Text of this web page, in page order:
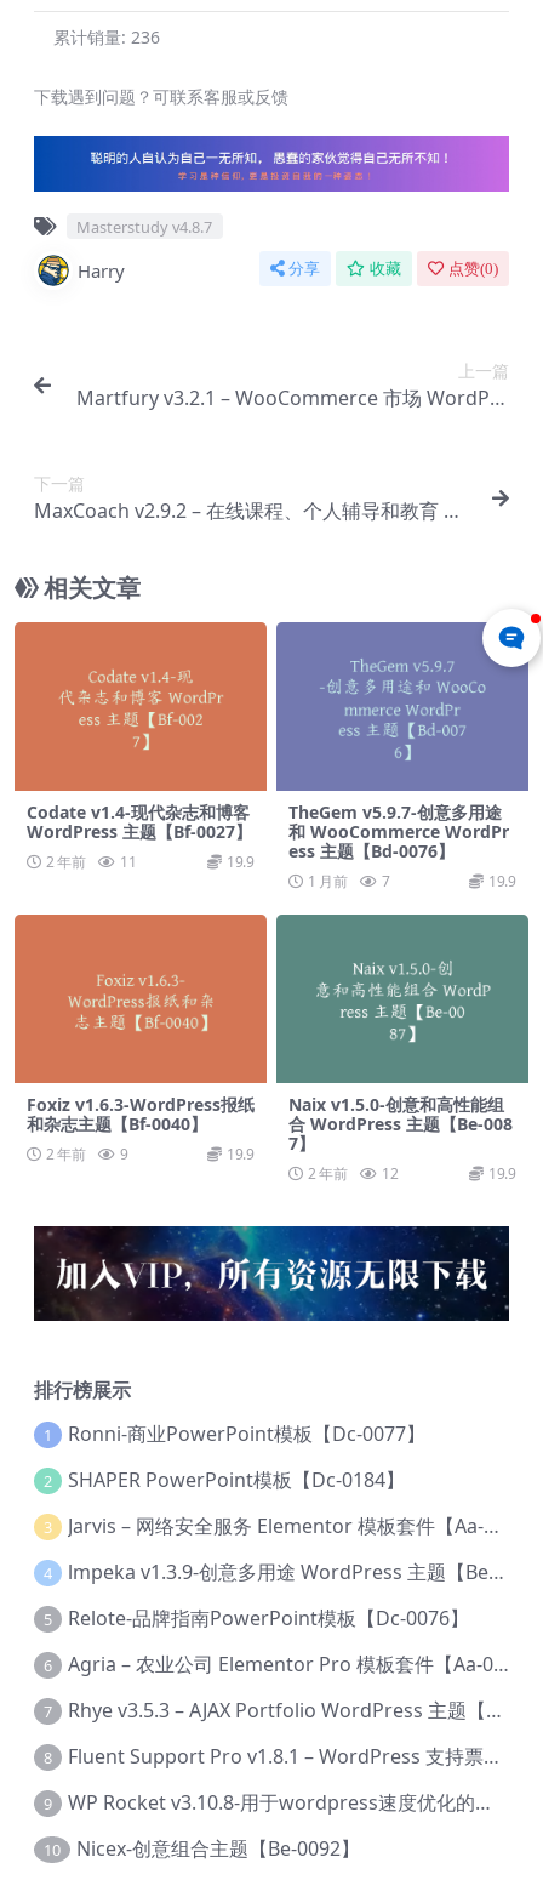
累计销量: 236
下载遇到问题？可联系客服或反馈
Masterstudy v4.8.7
Harry 分享 收藏 点赞(0)
上一篇
Martfury v3.2.1 – WooCommerce 市场 WordPre
下一篇
MaxCoach v2.9.2 – 在线课程、个人辅导和教育 W
相关文章
Codate v1.4-现代杂志和博客
WordPress 主题【Bf-0027】
2 年前 11 19.9
TheGem v5.9.7-创意多用途
和 WooCommerce WordPr
ess 主题【Bd-0076】
1 月前 7 19.9
Foxiz v1.6.3-WordPress报纸
和杂志主题【Bf-0040】
2 年前 9 19.9
Naix v1.5.0-创意和高性能组
合 WordPress 主题【Be-008
7】
2 年前 12 19.9
排行榜展示
1 Ronni-商业PowerPoint模板【Dc-0077】
2 SHAPER PowerPoint模板【Dc-0184】
3 Jarvis – 网络安全服务 Elementor 模板套件【Aa-0035】
4 lmpeka v1.3.9-创意多用途 WordPress 主题【Be-0064】
5 Relote-品牌指南PowerPoint模板【Dc-0076】
6 Agria – 农业公司 Elementor Pro 模板套件【Aa-0003】
7 Rhye v3.5.3 – AJAX Portfolio WordPress 主题【Bi-0049】
8 Fluent Support Pro v1.8.1 – WordPress 支持票务系统【Cc-0041】
9 WP Rocket v3.10.8-用于wordpress速度优化的缓存加速插件【Cd-0019】
10 Nicex-创意组合主题【Be-0092】